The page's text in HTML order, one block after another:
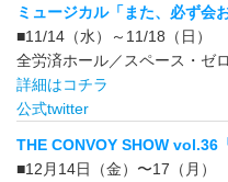
ミュージカル「また、必ず会
■11/14（水）～11/18（日）
全労済ホール／スペース・ゼロ
詳細はコチラ
公式twitter
THE CONVOY SHOW vol.36
■12月14日（金）〜17（月）